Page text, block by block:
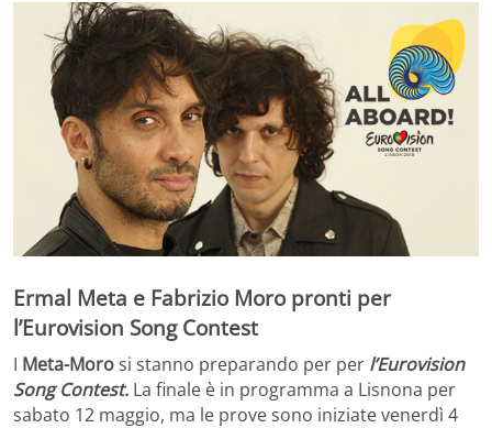
Ermal Meta e Fabrizio Moro pronti per
l’Eurovision Song Contest
I Meta-Morosi stanno preparando per per l’Eurovision
Song Contest. La finale è in programma a Lisnona per
sabato 12 maggio, ma le prove sono iniziate venerdì 4